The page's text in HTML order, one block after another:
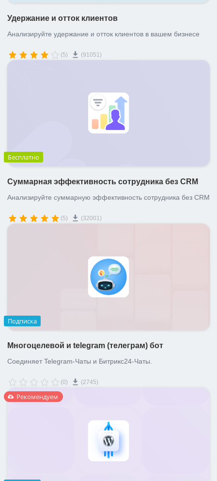
Удержание и отток клиентов
Анализируйте удержание и отток клиентов в вашем бизнесе
(5) (91051)
Бесплатно
Суммарная эффективность сотрудника без CRM
Анализируйте суммарную эффективность сотрудника без CRM
(5) (32001)
Подписка
Многоцелевой и telegram (телеграм) бот
Соединяет Telegram-Чаты и Битрикс24-Чаты.
(0) (2745)
Рекомендуем